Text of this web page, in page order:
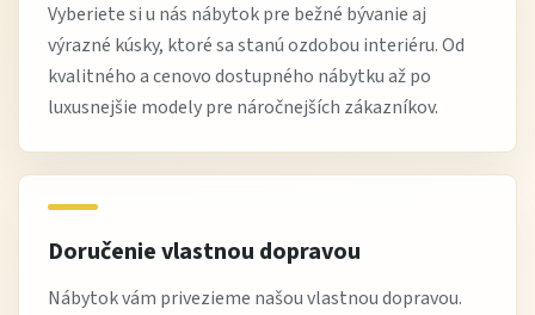
Vyberiete si u nás nábytok pre bežné bývanie aj
výrazné kúsky, ktoré sa stanú ozdobou interiéru. Od
kvalitného a cenovo dostupného nábytku až po
luxusnejšie modely pre náročnejších zákazníkov.
Doručenie vlastnou dopravou
Nábytok vám privezieme našou vlastnou dopravou.